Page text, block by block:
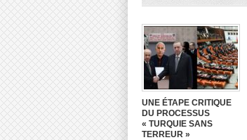
UNE ÉTAPE CRITIQUE
DU PROCESSUS
« TURQUIE SANS
TERREUR »